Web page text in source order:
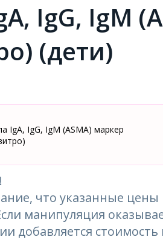
IgG, IgM
(дети)
IgA, IgG, IgM (ASMA) маркер
что указанные цены
манипуляция
добавляется